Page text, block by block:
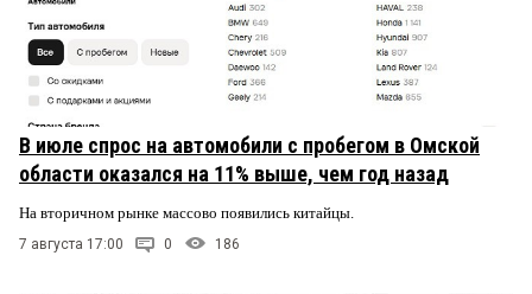
В июле спрос на автомобили с пробегом в Омской
области оказался на 11% выше, чем год назад
На вторичном рынке массово появились китайцы.
7 августа 17:00 0 186